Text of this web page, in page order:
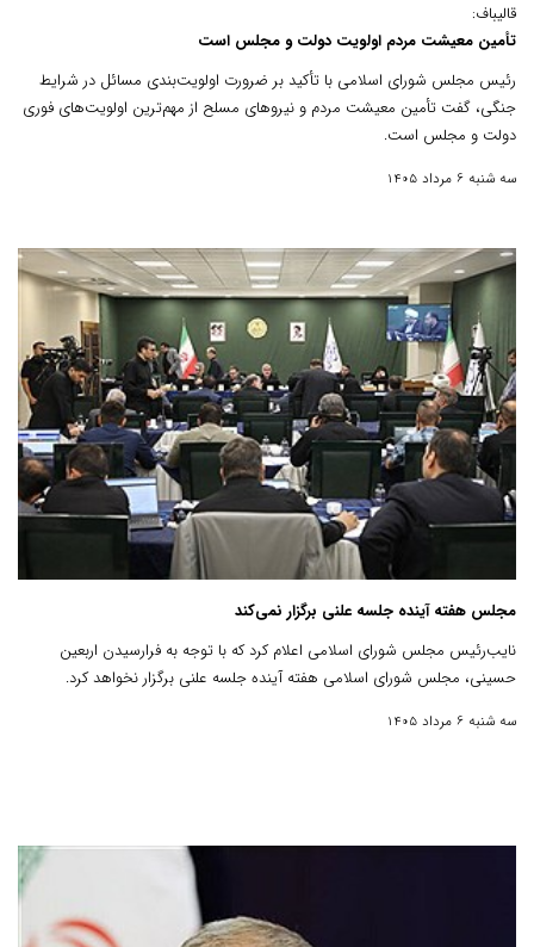
قالیباف:
تأمین معیشت مردم اولویت دولت و مجلس است
رئیس مجلس شورای اسلامی با تأکید بر ضرورت اولویت‌بندی مسائل در شرایط
جنگی، گفت تأمین معیشت مردم و نیروهای مسلح از مهم‌ترین اولویت‌های فوری
دولت و مجلس است.
سه شنبه 6 مرداد 1405
مجلس هفته آینده جلسه علنی برگزار نمی‌کند
نایب‌رئیس مجلس شورای اسلامی اعلام کرد که با توجه به فرارسیدن اربعین
حسینی، مجلس شورای اسلامی هفته آینده جلسه علنی برگزار نخواهد کرد.
سه شنبه 6 مرداد 1405